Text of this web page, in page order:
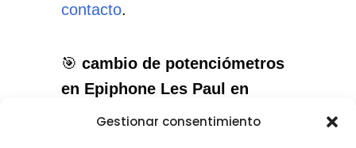
Gestionar consentimiento
contacto.
🎯 cambio de potenciómetros
en Epiphone Les Paul en
Torrejón de Velasco: el servicio